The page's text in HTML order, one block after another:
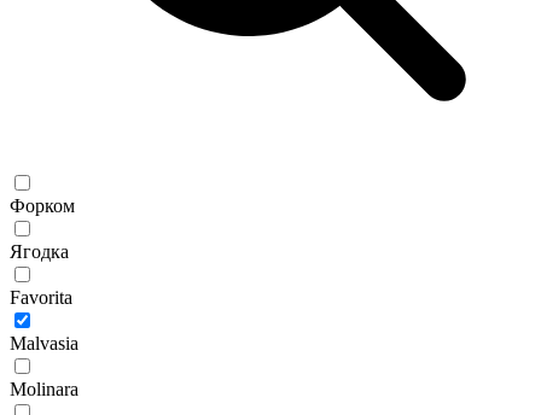
Форком
Ягодка
Favorita
Malvasia
Molinara